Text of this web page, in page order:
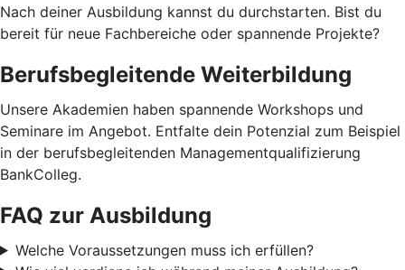
Nach deiner Ausbildung kannst du durchstarten. Bist du
bereit für neue Fachbereiche oder spannende Projekte?
Berufsbegleitende Weiterbildung
Unsere Akademien haben spannende Workshops und
Seminare im Angebot. Entfalte dein Potenzial zum Beispiel
in der berufsbegleitenden Managementqualifizierung
BankColleg.
FAQ zur Ausbildung
Welche Voraussetzungen muss ich erfüllen?